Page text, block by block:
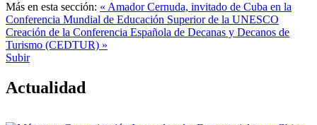
Más en esta sección: « Amador Cernuda, invitado de Cuba en la
Conferencia Mundial de Educación Superior de la UNESCO
Creación de la Conferencia Española de Decanas y Decanos de
Turismo (CEDTUR) »
Subir
Actualidad